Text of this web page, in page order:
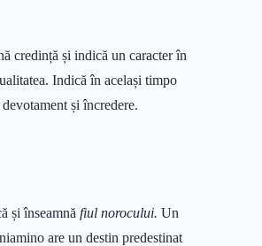
credință și indică un caracter în
Indică în același timpo
și încredere.
și înseamnă fiul norocului. Un
are un destin predestinat